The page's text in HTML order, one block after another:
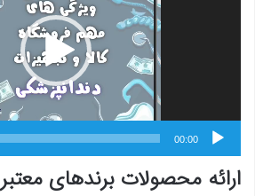
00:00
ارائه محصولات برندهای معتبر